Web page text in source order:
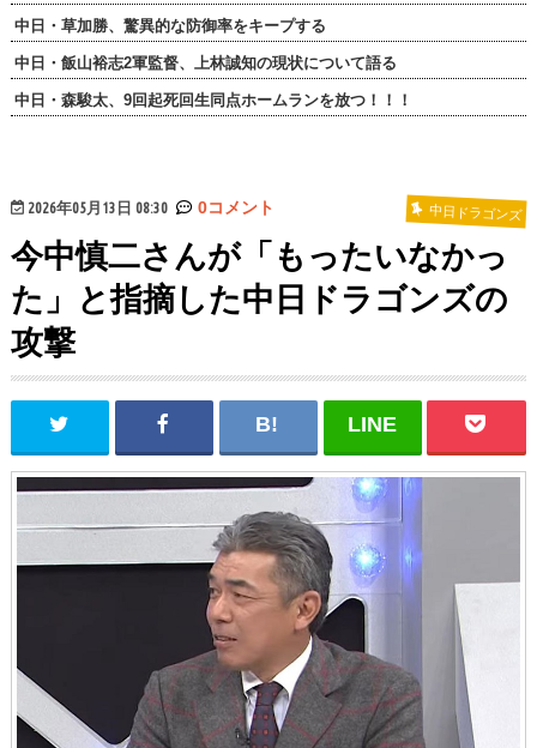
中日・草加勝、驚異的な防御率をキープする
中日・飯山裕志2軍監督、上林誠知の現状について語る
中日・森駿太、9回起死回生同点ホームランを放つ！！！
2026年05月13日 08:30 0コメント 中日ドラゴンズ
今中慎二さんが「もったいなかっ
た」と指摘した中日ドラゴンズの
攻撃